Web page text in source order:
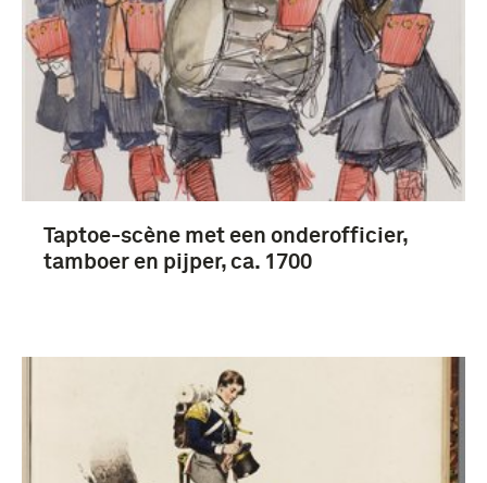
Taptoe-scène met een onderofficier,
tamboer en pijper, ca. 1700